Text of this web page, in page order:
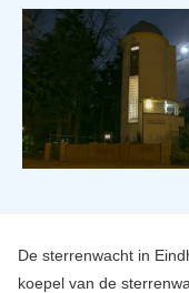
De sterrenwacht in
koepel van de